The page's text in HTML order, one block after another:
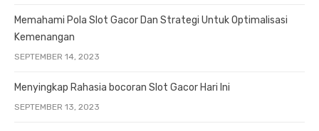
Memahami Pola Slot Gacor Dan Strategi Untuk Optimalisasi
Kemenangan
SEPTEMBER 14, 2023
Menyingkap Rahasia bocoran Slot Gacor Hari Ini
SEPTEMBER 13, 2023